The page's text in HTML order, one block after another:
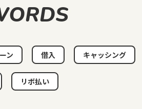
ン 借入 キャッシング
リボ払い